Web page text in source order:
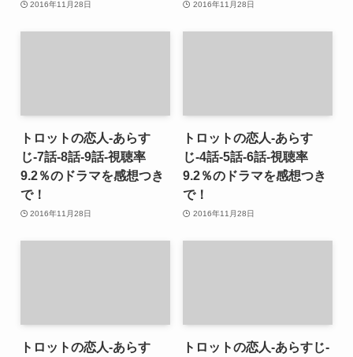
2016年11月28日 2016年11月28日
トロットの恋人-あらす
じ-7話-8話-9話-視聴率
9.2％のドラマを感想つき
で！
2016年11月28日
トロットの恋人-あらす
じ-4話-5話-6話-視聴率
9.2％のドラマを感想つき
で！
2016年11月28日
トロットの恋人-あらす
トロットの恋人-あらすじ-